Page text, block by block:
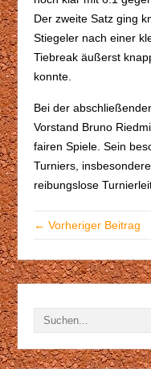
Der zweite Satz ging
Stiegeler nach einer
Tiebreak äußerst
konnte.
Bei der
Vorstand Bruno
fairen Spiele. Sein
Turniers,
reibungslose
← Vorheriger Beitrag